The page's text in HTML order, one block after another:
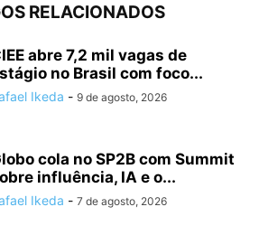
RELACIONADOS
abre 7,2 mil vagas de
no Brasil com foco...
Ikeda - 9 de agosto, 2026
cola no SP2B com Summit
influência, IA e o...
Ikeda - 7 de agosto, 2026